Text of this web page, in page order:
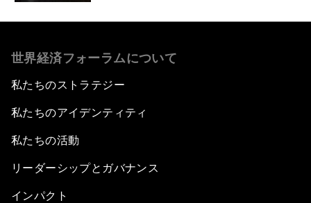
世界経済フォーラムについて
私たちのストラテジー
私たちのアイデンティティ
私たちの活動
リーダーシップとガバナンス
インパクト